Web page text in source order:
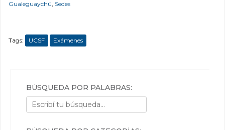
Gualeguaychú, Sedes
Tags: UCSF Exámenes
BÚSQUEDA POR PALABRAS: